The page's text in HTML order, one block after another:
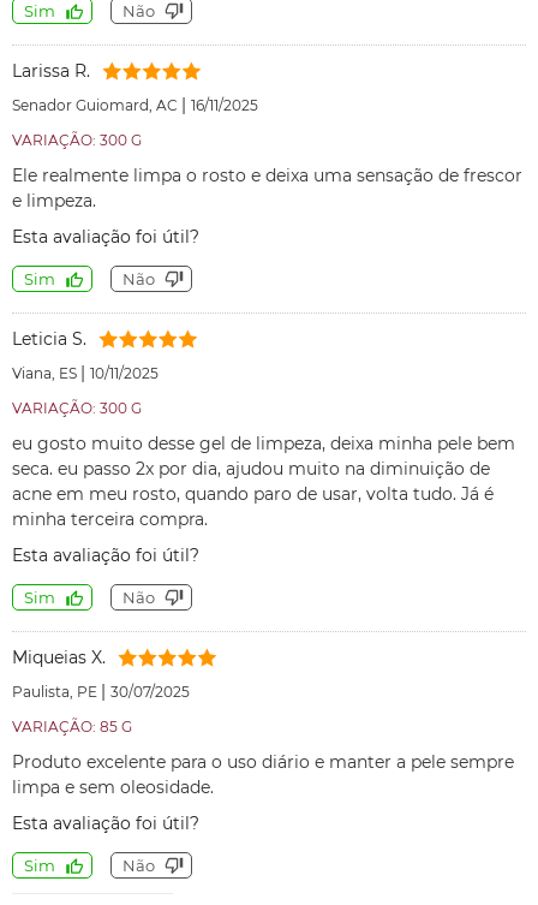
Sim Não
Larissa R.
Senador Guiomard, AC | 16/11/2025
VARIAÇÃO: 300 G
Ele realmente limpa o rosto e deixa uma sensação de frescor
e limpeza.
Esta avaliação foi útil?
Sim Não
Leticia S.
Viana, ES | 10/11/2025
VARIAÇÃO: 300 G
eu gosto muito desse gel de limpeza, deixa minha pele bem
seca. eu passo 2x por dia, ajudou muito na diminuição de
acne em meu rosto, quando paro de usar, volta tudo. Já é
minha terceira compra.
Esta avaliação foi útil?
Sim Não
Miqueias X.
Paulista, PE | 30/07/2025
VARIAÇÃO: 85 G
Produto excelente para o uso diário e manter a pele sempre
limpa e sem oleosidade.
Esta avaliação foi útil?
Sim Não